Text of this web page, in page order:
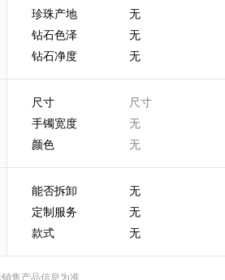
珍珠产地
无
钻石色泽
无
钻石净度
无
尺寸
尺寸
手镯宽度
无
颜色
无
能否拆卸
无
定制服务
无
款式
无
售产品信息为准